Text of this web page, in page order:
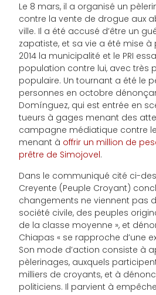
Le 8 mars, il a organisé un
contre la vente de drogue aux
ville. Il a été accusé d’être un
zapatiste, et sa vie a été mise à
2014 la municipalité et le PRI
population contre lui, avec très
populaire. Un tournant a été le
personnes en octobre
Domínguez, qui est entrée en
tueurs à gages menant des
campagne médiatique contre
menant à offrir un million de
prêtre de Simojovel.
Dans le communiqué cité ci-
Creyente (Peuple Croyant)
changements ne viennent pas
société civile, des peuples
de la classe moyenne », et
Chiapas « se rapproche d’une
Son mode d’action consiste à
pèlerinages, auxquels
milliers de croyants, et à
politiciens. Il parvient à